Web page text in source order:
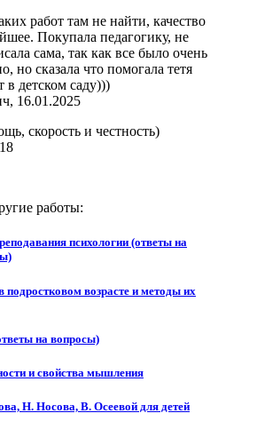
работ там не найти, качество
Покупала педагогику, не
сама, так как все было очень
но сказала что помогала тетя
в детском саду)))
16.01.2025
скорость и честность)
работы:
психологии (ответы на
подростковом возрасте и методы их
на вопросы)
и свойства мышления
Н. Носова, В. Осеевой для детей